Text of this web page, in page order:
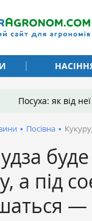
Посуха: як від
• Посівна •
а під
—